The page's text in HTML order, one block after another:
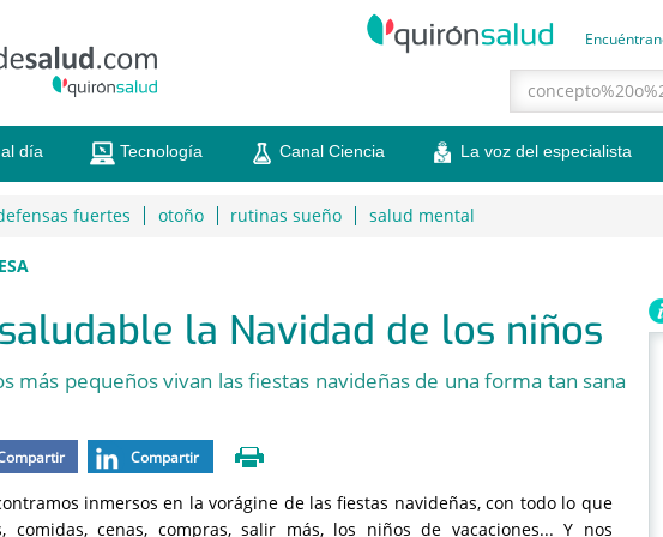
día Tecnología Canal Ciencia La voz del especialista
fuertes otoño rutinas sueño salud mental
la Navidad de los niños
más pequeños vivan las fiestas navideñas de una forma tan sana
Compartir
inmersos en la vorágine de las fiestas navideñas, con todo lo que
comidas, cenas, compras, salir más, los niños de vacaciones... Y nos